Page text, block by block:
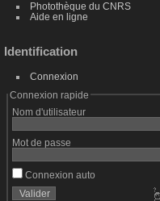
Photothèque du CNRS
Aide en ligne
Identification
Connexion
Connexion rapide
Nom d'utilisateur
Mot de passe
Connexion auto